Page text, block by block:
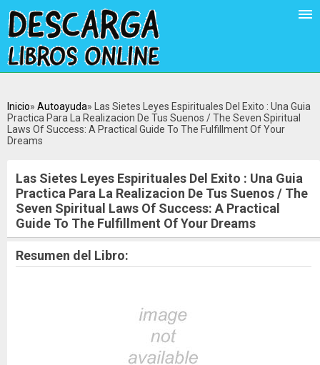
Inicio Autoayuda
Las Sietes Leyes Espirituales Del Exito : Una Guia
Practica Para La Realizacion De Tus Suenos / The Seven Spiritual
Laws Of Success: A Practical Guide To The Fulfillment Of Your
Dreams
Las Sietes Leyes Espirituales Del Exito : Una Guia
Practica Para La Realizacion De Tus Suenos / The
Seven Spiritual Laws Of Success: A Practical
Guide To The Fulfillment Of Your Dreams
Resumen del Libro: